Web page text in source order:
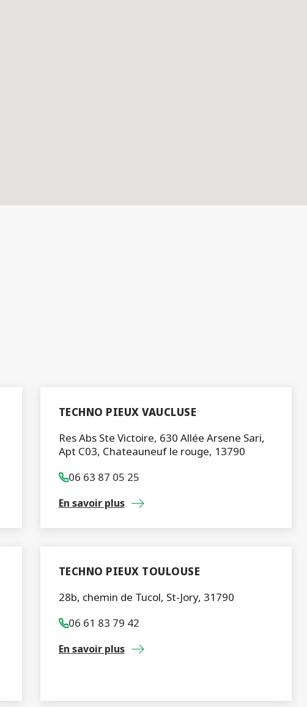
TECHNO PIEUX VAUCLUSE
Res Abs Ste Victoire, 630 Allée Arsene Sari,
Apt C03, Chateauneuf le rouge, 13790
06 63 87 05 25
En savoir plus
TECHNO PIEUX TOULOUSE
28b, chemin de Tucol, St-Jory, 31790
06 61 83 79 42
En savoir plus